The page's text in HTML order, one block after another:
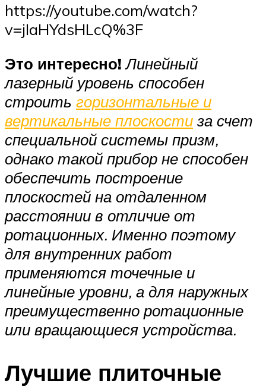
https://youtube.com/watch?
v=jIaHYdsHLcQ%3F
Это интересно! Линейный
лазерный уровень способен
строить горизонтальные и
вертикальные плоскости за счет
специальной системы призм,
однако такой прибор не способен
обеспечить построение
плоскостей на отдаленном
расстоянии в отличие от
ротационных. Именно поэтому
для внутренних работ
применяются точечные и
линейные уровни, а для наружных
преимущественно ротационные
или вращающиеся устройства.
Лучшие плиточные